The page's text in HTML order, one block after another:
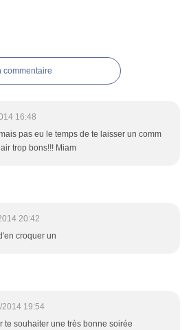
commentaire
16:48
pas eu le temps de te laisser un comm
trop bons!!! Miam
20:42
croquer un
2014 19:54
te souhaiter une très bonne soirée